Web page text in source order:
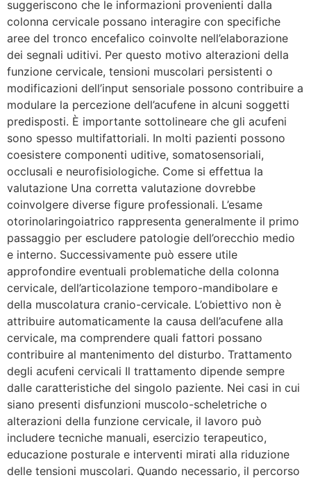
suggeriscono che le informazioni provenienti dalla
colonna cervicale possano interagire con specifiche
aree del tronco encefalico coinvolte nell’elaborazione
dei segnali uditivi. Per questo motivo alterazioni della
funzione cervicale, tensioni muscolari persistenti o
modificazioni dell’input sensoriale possono contribuire a
modulare la percezione dell’acufene in alcuni soggetti
predisposti. È importante sottolineare che gli acufeni
sono spesso multifattoriali. In molti pazienti possono
coesistere componenti uditive, somatosensoriali,
occlusali e neurofisiologiche. Come si effettua la
valutazione Una corretta valutazione dovrebbe
coinvolgere diverse figure professionali. L’esame
otorinolaringoiatrico rappresenta generalmente il primo
passaggio per escludere patologie dell’orecchio medio
e interno. Successivamente può essere utile
approfondire eventuali problematiche della colonna
cervicale, dell’articolazione temporo-mandibolare e
della muscolatura cranio-cervicale. L’obiettivo non è
attribuire automaticamente la causa dell’acufene alla
cervicale, ma comprendere quali fattori possano
contribuire al mantenimento del disturbo. Trattamento
degli acufeni cervicali Il trattamento dipende sempre
dalle caratteristiche del singolo paziente. Nei casi in cui
siano presenti disfunzioni muscolo-scheletriche o
alterazioni della funzione cervicale, il lavoro può
includere tecniche manuali, esercizio terapeutico,
educazione posturale e interventi mirati alla riduzione
delle tensioni muscolari. Quando necessario, il percorso